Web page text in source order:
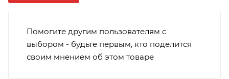
Помогите другим пользователям с
выбором - будьте первым, кто поделится
своим мнением об этом товаре